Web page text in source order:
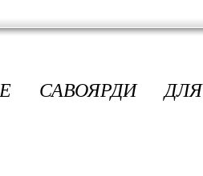
САВОЯРДИ ДЛЯ